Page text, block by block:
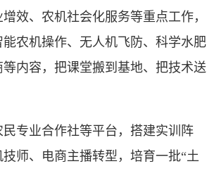
效、农机社会化服务等重点工作，
农机操作、无人机飞防、科学水肥
内容，把课堂搬到基地、把技术送
专业合作社等平台，搭建实训阵
师、电商主播转型，培育一批“土